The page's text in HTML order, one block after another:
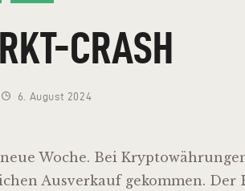
CRASH
6. August 2024
Woche. Bei
Ausverkauf gekommen. Der